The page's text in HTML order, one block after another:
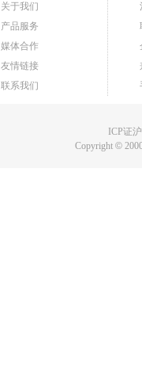
关于我们
产品服务
媒体合作
友情链接
联系我们
ICP证
Copyright©